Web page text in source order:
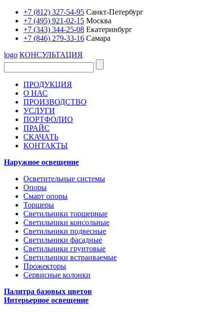
+7 (812) 327-54-95 Санкт-Петербург
+7 (495) 921-02-15 Москва
+7 (343) 344-25-08 Екатеринбург
+7 (846) 279-33-16 Самара
logo КОНСУЛЬТАЦИЯ
ПРОДУКЦИЯ
О НАС
ПРОИЗВОДСТВО
УСЛУГИ
ПОРТФОЛИО
ПРАЙС
СКАЧАТЬ
КОНТАКТЫ
Наружное освещение
Осветительные системы
Опоры
Смарт опоры
Торшеры
Светильники торшерные
Светильники консольные
Светильники подвесные
Светильники фасадные
Светильники грунтовые
Светильники встраиваемые
Прожекторы
Сервисные колонки
Палитра базовых цветов
Интерьерное освещение